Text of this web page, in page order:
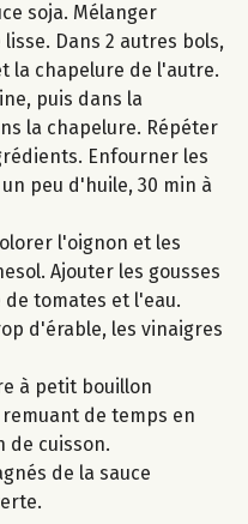
soja. Mélanger
Dans 2 autres bols,
la chapelure de l'autre.
puis dans la
la chapelure. Répéter
Enfourner les
peu d'huile, 30 min à
l'oignon et les
Ajouter les gousses
tomates et l'eau.
d'érable, les vinaigres
à petit bouillon
de temps en
de cuisson.
de la sauce